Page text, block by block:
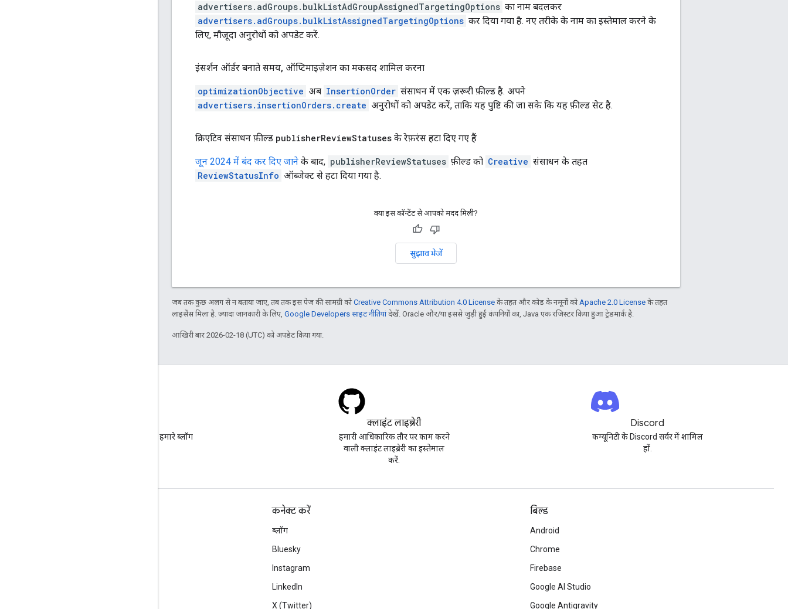
advertisers.adGroups.bulkListAdGroupAssignedTargetingOptions का नाम बदलकर
advertisers.adGroups.bulkListAssignedTargetingOptions कर दिया गया है. नए तरीके के नाम का इस्तेमाल करने के
लिए, मौजूदा अनुरोधों को अपडेट करें.
इंसर्शन ऑर्डर बनाते समय, ऑप्टिमाइज़ेशन का मकसद शामिल करना
optimizationObjective अब InsertionOrder संसाधन में एक ज़रूरी फ़ील्ड है. अपने
advertisers.insertionOrders.create अनुरोधों को अपडेट करें, ताकि यह पुष्टि की जा सके कि यह फ़ील्ड सेट है.
क्रिएटिव संसाधन फ़ील्ड publisherReviewStatuses के रेफ़रंस हटा दिए गए हैं
जून 2024 में बंद कर दिए जाने के बाद, publisherReviewStatuses फ़ील्ड को Creative संसाधन के तहत
ReviewStatusInfo ऑब्जेक्ट से हटा दिया गया है.
क्या इस कॉन्टेंट से आपको मदद मिली?
सुझाव भेजें
जब तक कुछ अलग से न बताया जाए, तब तक इस पेज की सामग्री कोCreative Commons Attribution 4.0 License के तहत और कोड के नमूनों को Apache 2.0 License के तहत
लाइसेंस मिला है. ज़्यादा जानकारी के लिए, Google Developers साइट नीतियांदेखें. Oracle और/या इससे जुड़ी हुई कंपनियों का, Java एक रजिस्टर किया हुआ ट्रेडमार्क है.
आखिरी बार 2026-02-18 (UTC) को अपडेट किया गया.
ज़रूरी सूचनाओं के लिए हमारे ब्लॉग
क्लाइंट लाइब्रेरी
हमारी आधिकारिक तौर पर काम करने
वाली क्लाइंट लाइब्रेरी का इस्तेमाल
करें.
Discord
कम्यूनिटी के Discord सर्वर में शामिल
हों.
कनेक्ट करें
ब्लॉग
Bluesky
Instagram
LinkedIn
X (Twitter)
बिल्ड
Android
Chrome
Firebase
Google AI Studio
Google Antigravity